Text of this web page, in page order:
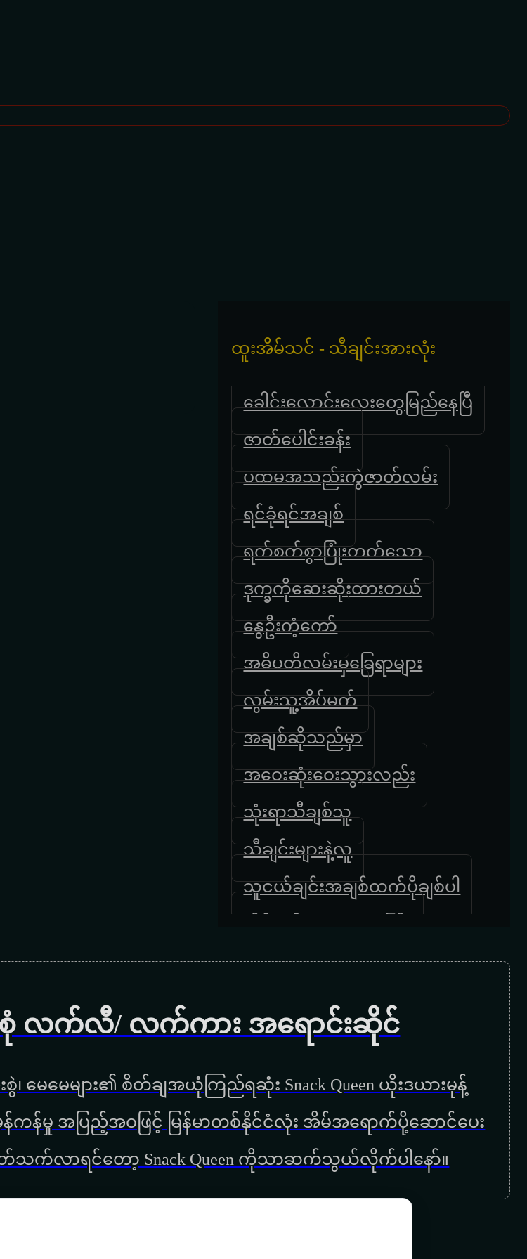
ထူးအိမ်သင် - သီချင်းအားလုံး
ခေါင်းလောင်းလေးတွေမြည်နေပြီ
ဇာတ်ပေါင်းခန်း
ပထမအသည်းကွဲဇာတ်လမ်း
ရင်ခုံရင်အချစ်
ရက်စက်စွာပြုံးတက်သော
ဒုက္ခကိုဆေးဆိုးထားတယ်
နွေဦးကံ့ကော်
အဓိပတိလမ်းမှခြေရာများ
လွမ်းသူ့အိပ်မက်
အချစ်ဆိုသည်မှာ
အဝေးဆုံးဝေးသွားလည်း
သုံးရာသီချစ်သူ
သီချင်းများနဲ့လူ
သူငယ်ချင်းအချစ်ထက်ပိုချစ်ပါ
လေလွင့်ခြင်းလမ်းမများ
ကျေးဇူးပါမေမေ
အမေ့အိမ်
မေမေ
ကြွေးဟောင်းဆပ်ခွင့်ပြုပါ
စုံ လက်လီ/ လက်ကား အရောင်းဆိုင်
မေမေများ၏ စိတ်ချအယုံကြည်ရဆုံး Snack Queen ယိုးဒယားမုန့်
းမှန်ကန်မှု အပြည့်အဝဖြင့် မြန်မာတစ်နိုင်ငံလုံး အိမ်အရောက်ပို့ဆောင်ပေး
တ်သက်လာရင်တော့ Snack Queen ကိုသာဆက်သွယ်လိုက်ပါနော်။